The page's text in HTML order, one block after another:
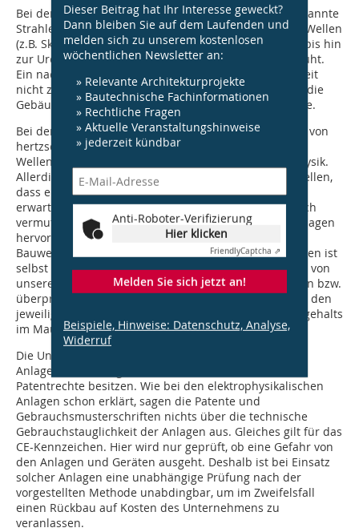
Bei den passiven Anlagen werden in der Physik unbekannte
Strahlen (z.B. Erdstrahlen) und kontrovers diskutierte Wellen
(z.B. Skalar- oder Teslawellen, longitudinalen Wellen), bis hin
zur Urenergie für die Erklärung der Wirksamkeit bemüht.
Ein nachvollziehbares Wirkprinzip ist in absehbarer Zeit
nicht zu erwarten, so dass man derartige Anlagen für die
Gebäudeinstandsetzung nicht in Betracht ziehen sollte.
Bei den aktiven Anlagen wird das Wirkprinzip anhand von
hertzschen Wellen erklärt. Diese elektromagnetischen
Wellen gehören selbstverständlich zum Kanon der Physik.
Allerdings emittieren die Anlagen derart schwache Wellen,
dass eine Einwirkung auf die Kapillarkräfte nicht zu
erwarten ist. Mit einigem Optimismus kann man jedoch
vermuten, dass eine intensive, neutrale Forschung Anlagen
hervorbringen könnte, die eine Wirkung im Sinne der
Bauwerkstrockenlegung ausüben. Den passiven Anlagen ist
selbst diese Zukunft derzeit abzusprechen. Die bisher von
unserem Sachverständigenbüro in 25 Jahren betreuten bzw.
überprüften passiven und aktiven Anlagen konnten in den
jeweiligen Gebäuden keine Veränderung des Feuchtegehalts
im Mauerwerk nachweisbar erzeugen [6,7].
Die Unternehmen bewerben ihre paraphysikalischen
Anlagen ebenfalls gern damit, dass auch sie die
Patentrechte besitzen. Wie bei den elektrophysikalischen
Anlagen schon erklärt, sagen die Patente und
Gebrauchsmusterschriften nichts über die technische
Gebrauchstauglichkeit der Anlagen aus. Gleiches gilt für das
CE-Kennzeichen. Hier wird nur geprüft, ob eine Gefahr von
den Anlagen und Geräten ausgeht. Deshalb ist bei Einsatz
solcher Anlagen eine unabhängige Prüfung nach der
vorgestellten Methode unabdingbar, um im Zweifelsfall
einen Rückbau auf Kosten des Unternehmens zu
veranlassen.
Dieser Beitrag hat Ihr Interesse geweckt?
Dann bleiben Sie auf dem Laufenden und
melden sich zu unserem kostenlosen
wöchentlichen Newsletter an:
» Relevante Architekturprojekte
» Bautechnische Fachinformationen
» Rechtliche Fragen
» Aktuelle Veranstaltungshinweise
» jederzeit kündbar
Anti-Roboter-Verifizierung
Hier klicken
FriendlyCaptcha ⇗
Melden Sie sich jetzt an!
Beispiele, Hinweise: Datenschutz, Analyse,
Widerruf